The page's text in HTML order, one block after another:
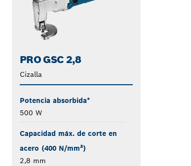
PRO GSC 2,8
Cizalla
Potencia absorbida*
500 W
Capacidad máx. de corte en
acero (400 N/mm²)
2,8 mm